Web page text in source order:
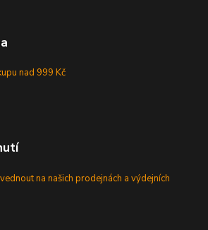
nad 999 Kč
na našich prodejnách a výdejních